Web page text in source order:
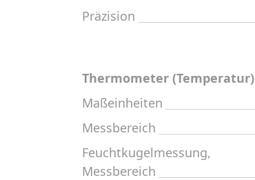
Präzision
Thermometer (Temperatur)
Maßeinheiten
Messbereich
Feuchtkugelmessung,
Messbereich